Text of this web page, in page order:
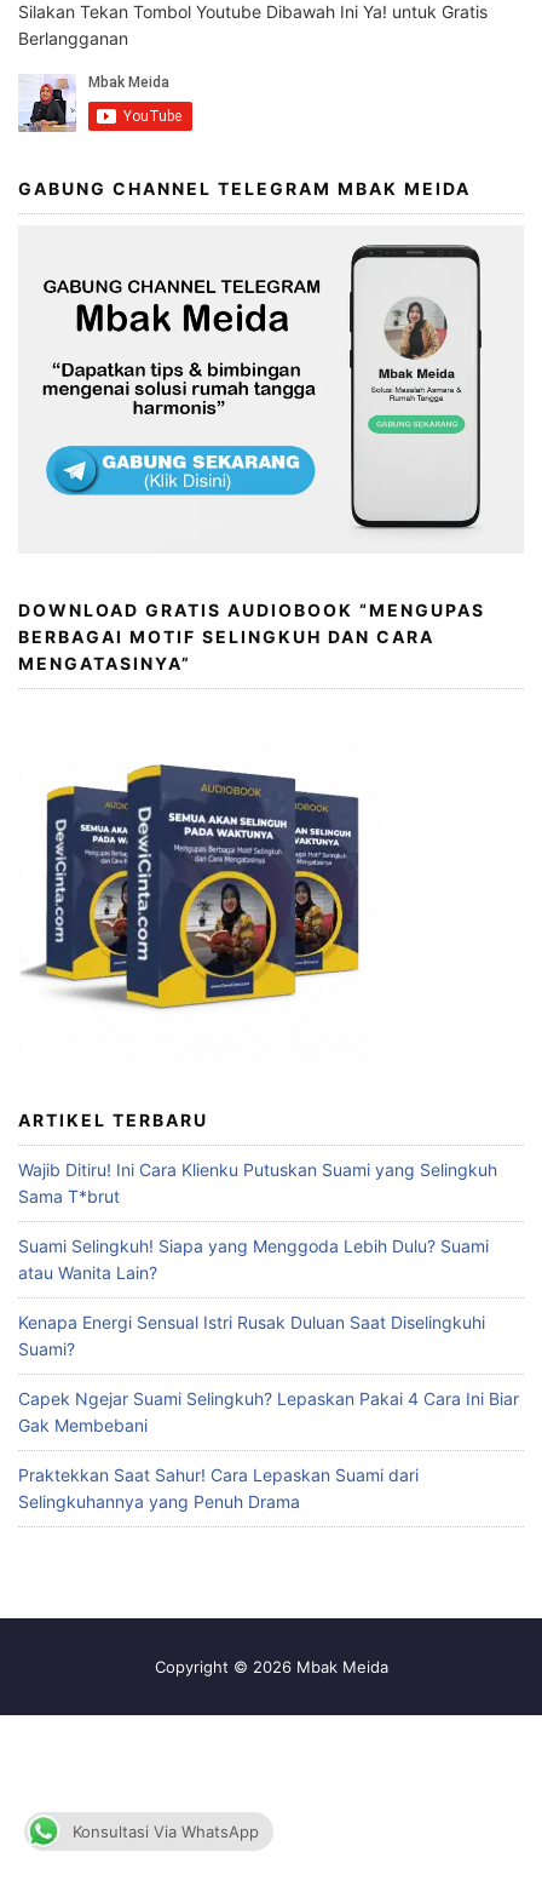
Silakan Tekan Tombol Youtube Dibawah Ini Ya! untuk Gratis
Berlangganan
GABUNG CHANNEL TELEGRAM MBAK MEIDA
DOWNLOAD GRATIS AUDIOBOOK “MENGUPAS
BERBAGAI MOTIF SELINGKUH DAN CARA
MENGATASINYA”
ARTIKEL TERBARU
Wajib Ditiru! Ini Cara Klienku Putuskan Suami yang Selingkuh
Sama T*brut
Suami Selingkuh! Siapa yang Menggoda Lebih Dulu? Suami
atau Wanita Lain?
Kenapa Energi Sensual Istri Rusak Duluan Saat Diselingkuhi
Suami?
Capek Ngejar Suami Selingkuh? Lepaskan Pakai 4 Cara Ini Biar
Gak Membebani
Praktekkan Saat Sahur! Cara Lepaskan Suami dari
Selingkuhannya yang Penuh Drama
Copyright © 2026 Mbak Meida
Konsultasi Via WhatsApp